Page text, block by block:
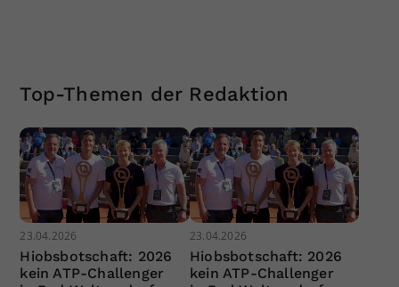
Top-Themen der Redaktion
23.04.2026
Hiobsbotschaft: 2026
kein ATP-Challenger
23.04.2026
Hiobsbotschaft: 2026
kein ATP-Challenger